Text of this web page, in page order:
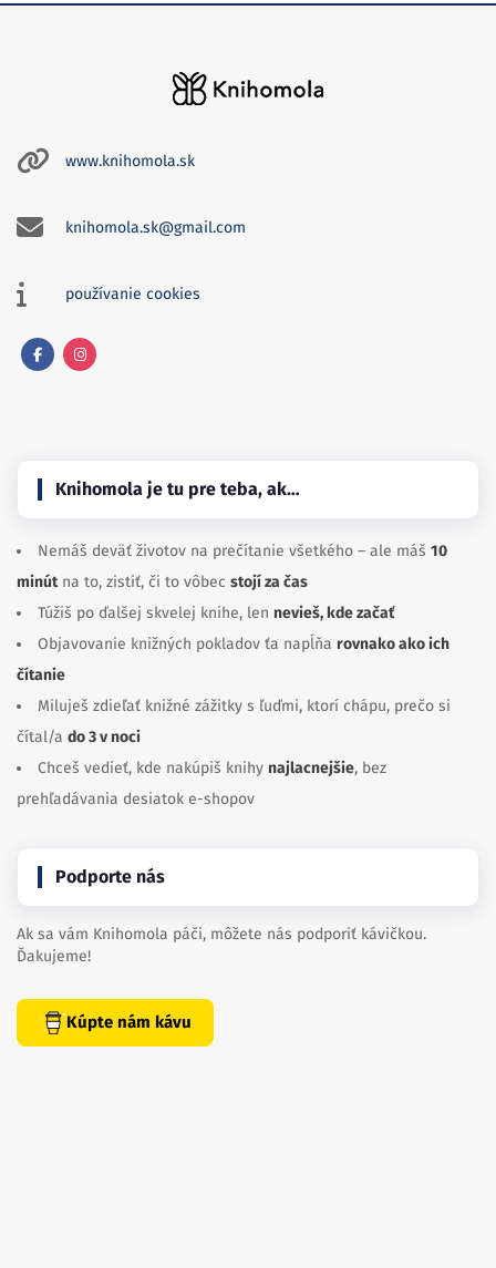
www.knihomola.sk
knihomola.sk@gmail.com
používanie cookies
Knihomola je tu pre teba, ak…
Nemáš deväť životov na prečítanie všetkého – ale máš 10
minútna to, zistiť, či to vôbec stojí za čas
Túžiš po ďalšej skvelej knihe, len nevieš, kde začať
Objavovanie knižných pokladov ťa napĺňa rovnako ako ich
čítanie
Miluješ zdieľať knižné zážitky s ľuďmi, ktorí chápu, prečo si
čítal/a do 3 v noci
Chceš vedieť, kde nakúpiš knihy najlacnejšie, bez
prehľadávania desiatok e-shopov
Podporte nás
Ak sa vám Knihomola páči, môžete nás podporiť kávičkou.
Ďakujeme!
Kúpte nám kávu